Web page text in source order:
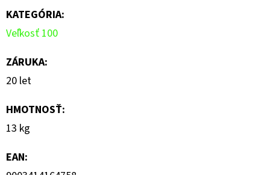
5
hviezdičiek.
KATEGÓRIA:
Veľkosť 100
ZÁRUKA:
20 let
HMOTNOSŤ:
13 kg
EAN: